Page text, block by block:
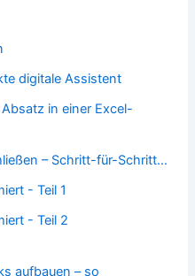
digitale Assistent
in einer Excel-
– Schritt-für-Schritt…
- Teil 1
- Teil 2
aufbauen – so